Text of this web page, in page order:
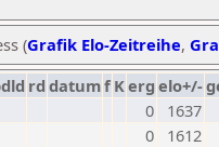
(Grafik Elo-Zeitreihe,
rd datumf Kerg elo+/-
0
1637
0
1612